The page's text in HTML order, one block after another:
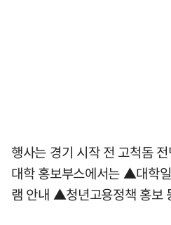
행사는 경기 시작 전 고척돔
대학 홍보부스에서는 ▲대학
램 안내 ▲청년고용정책 홍보